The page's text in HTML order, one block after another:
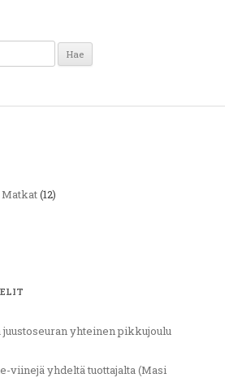
(12)
yhteinen pikkujoulu
viinejä yhdeltä tuottajalta (Masi